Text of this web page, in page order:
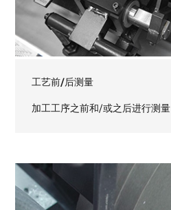
工艺前/后测量
加工工序之前和/或之后进行测量